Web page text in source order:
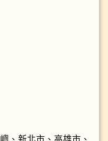
、新北市、高雄市、